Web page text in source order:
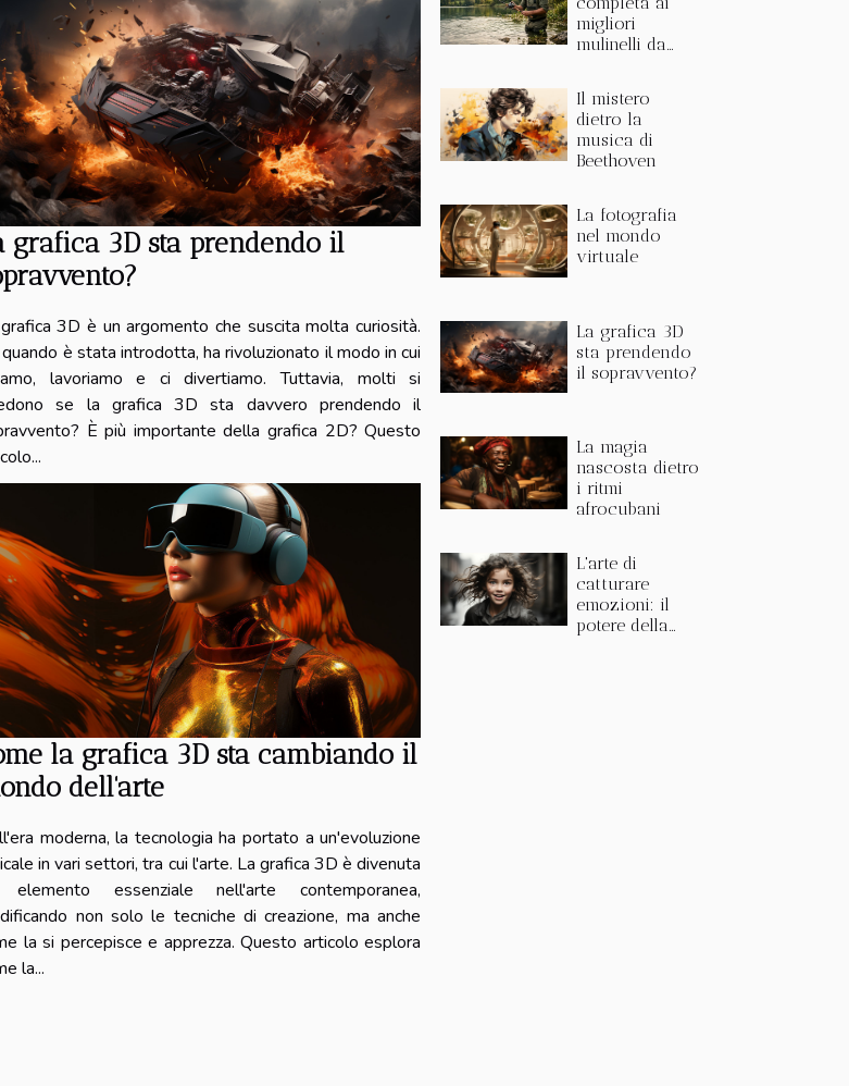
grafica 3D sta prendendo il
3D è un argomento che suscita molta curiosità.
è stata introdotta, ha rivoluzionato il modo in cui
lavoriamo e ci divertiamo. Tuttavia, molti si
se la grafica 3D sta davvero prendendo il
È più importante della grafica 2D? Questo
la grafica 3D sta cambiando il
dell'arte
moderna, la tecnologia ha portato a un'evoluzione
in vari settori, tra cui l'arte. La grafica 3D è divenuta
elemento essenziale nell'arte contemporanea,
non solo le tecniche di creazione, ma anche
la si percepisce e apprezza. Questo articolo esplora
la...
migliori
mulinelli da
Il mistero
dietro la
musica di
Beethoven
La fotografia
nel mondo
virtuale
La grafica 3D
sta prendendo
il sopravvento?
La magia
nascosta dietro
i ritmi
afrocubani
L'arte di
catturare
emozioni: il
potere della